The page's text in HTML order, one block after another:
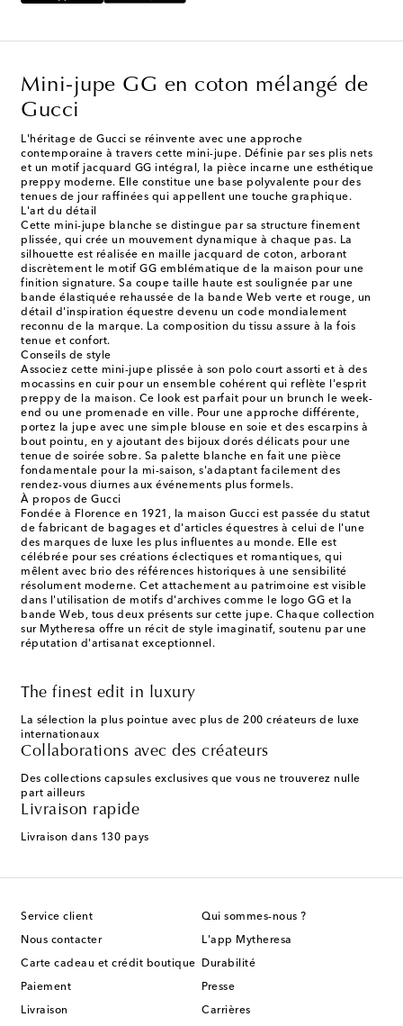
Mini-jupe GG en coton mélangé de
Gucci
L'héritage de Gucci se réinvente avec une approche
contemporaine à travers cette mini-jupe. Définie par ses plis nets
et un motif jacquard GG intégral, la pièce incarne une esthétique
preppy moderne. Elle constitue une base polyvalente pour des
tenues de jour raffinées qui appellent une touche graphique.
L'art du détail
Cette mini-jupe blanche se distingue par sa structure finement
plissée, qui crée un mouvement dynamique à chaque pas. La
silhouette est réalisée en maille jacquard de coton, arborant
discrètement le motif GG emblématique de la maison pour une
finition signature. Sa coupe taille haute est soulignée par une
bande élastiquée rehaussée de la bande Web verte et rouge, un
détail d'inspiration équestre devenu un code mondialement
reconnu de la marque. La composition du tissu assure à la fois
tenue et confort.
Conseils de style
Associez cette mini-jupe plissée à son polo court assorti et à des
mocassins en cuir pour un ensemble cohérent qui reflète l'esprit
preppy de la maison. Ce look est parfait pour un brunch le week-
end ou une promenade en ville. Pour une approche différente,
portez la jupe avec une simple blouse en soie et des escarpins à
bout pointu, en y ajoutant des bijoux dorés délicats pour une
tenue de soirée sobre. Sa palette blanche en fait une pièce
fondamentale pour la mi-saison, s'adaptant facilement des
rendez-vous diurnes aux événements plus formels.
À propos de Gucci
Fondée à Florence en 1921, la maison Gucci est passée du statut
de fabricant de bagages et d'articles équestres à celui de l'une
des marques de luxe les plus influentes au monde. Elle est
célébrée pour ses créations éclectiques et romantiques, qui
mêlent avec brio des références historiques à une sensibilité
résolument moderne. Cet attachement au patrimoine est visible
dans l'utilisation de motifs d'archives comme le logo GG et la
bande Web, tous deux présents sur cette jupe. Chaque collection
sur Mytheresa offre un récit de style imaginatif, soutenu par une
réputation d'artisanat exceptionnel.
The finest edit in luxury
La sélection la plus pointue avec plus de 200 créateurs de luxe
internationaux
Collaborations avec des créateurs
Des collections capsules exclusives que vous ne trouverez nulle
part ailleurs
Livraison rapide
Livraison dans 130 pays
Service client
Nous contacter
Carte cadeau et crédit boutique
Paiement
Livraison
Qui sommes-nous ?
L'app Mytheresa
Durabilité
Presse
Carrières